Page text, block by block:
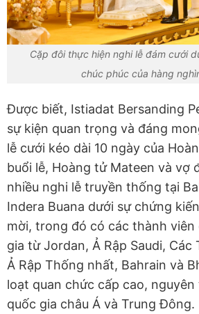
Cặp đôi thực hiện nghi lễ đám cưới
chúc phúc của hàng
Được biết, Istiadat Bersanding
sự kiện quan trọng và đáng
lễ cưới kéo dài 10 ngày của
buổi lễ, Hoàng tử Mateen và vợ
nhiều nghi lễ truyền thống tại
Indera Buana dưới sự chứng
mời, trong đó có các thành viên
gia từ Jordan, Ả Rập Saudi, Các
Ả Rập Thống nhất, Bahrain và
loạt quan chức cấp cao, nguyên
quốc gia châu Á và Trung Đông.